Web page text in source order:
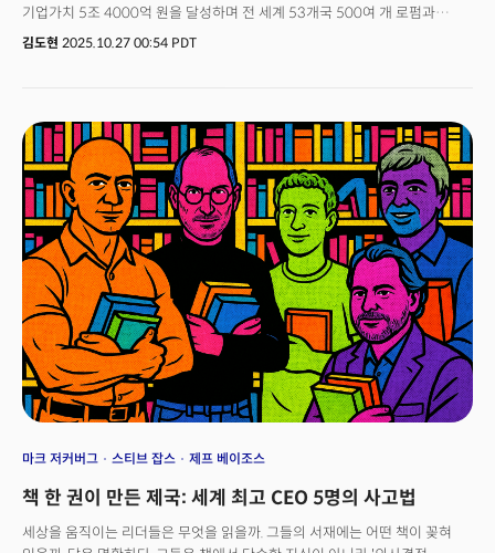
기업가치 5조 4000억 원을 달성하며 전 세계 53개국 500여 개 로펌과
기업을 고객으로 확보했다. 오픈AI·세쿼이아·구글벤처스·렉시스넥시스
꼽힌다. 하비는 단순한 GPT 래퍼가 아니라 로펌의 내부 데이터와 워크플로를
깊이 통합하며, 향후 회계·컨설팅 등 전문 서비스 전반으로 확장을 준비
중이다. AI가 변호사를 대체하기보다 ‘증강’시킨다는 비전 아래, 하비는 법률
AI의 새로운 표준을 만들어가고 있다.
김도현 2025.10.27 00:54 PDT
마크 저커버그 스티브 잡스 제프 베이조스
책 한 권이 만든 제국: 세계 최고 CEO 5명의 사고법
세상을 움직이는 리더들은 무엇을 읽을까. 그들의 서재에는 어떤 책이 꽂혀